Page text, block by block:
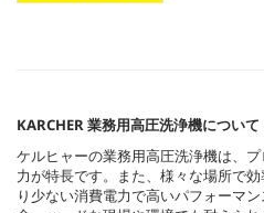
KARCHER 業務用高圧洗浄機について
ケルヒャーの業務用高圧洗浄機は、
力が特長です。また、様々な場所で
り少ない消費電力で高いパフォーマ